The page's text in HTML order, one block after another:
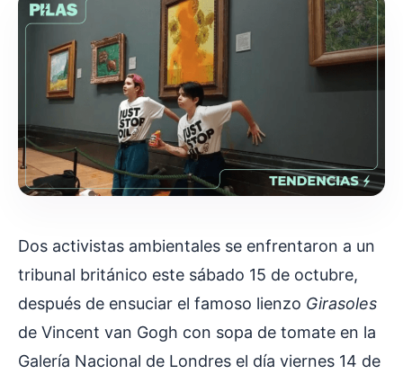
Dos activistas ambientales se enfrentaron a un
tribunal británico este sábado 15 de octubre,
después de ensuciar el famoso lienzo Girasoles
de Vincent van Gogh con sopa de tomate en la
Galería Nacional de Londres el día viernes 14 de